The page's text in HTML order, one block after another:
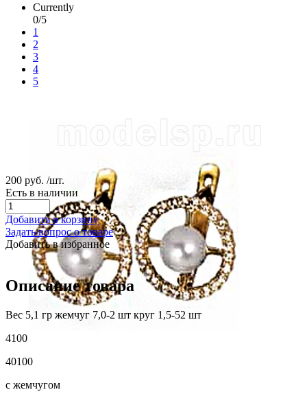
Currently
0/5
1
2
3
4
5
200 руб. /шт.
Есть в наличии
Добавить в корзину
Задать вопрос о товаре
Добавить в избранное
Описание товара
Вес 5,1 гр жемчуг 7,0-2 шт круг 1,5-52 шт
4100
40100
с жемчугом